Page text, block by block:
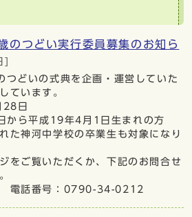
のつどい実行委員募集のお知ら
]
つどいの式典を企画・運営していた
ています。
日
ら平成19年4月1日生まれの方
河中学校の卒業生も対象になり
をご覧いただくか、下記のお問合せ
電話番号：0790-34-0212